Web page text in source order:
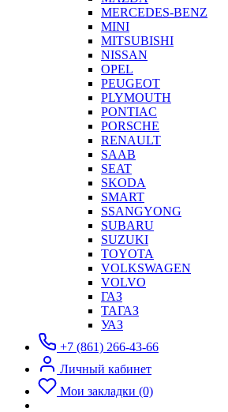
MERCEDES-BENZ
MINI
MITSUBISHI
NISSAN
OPEL
PEUGEOT
PLYMOUTH
PONTIAC
PORSCHE
RENAULT
SAAB
SEAT
SKODA
SMART
SSANGYONG
SUBARU
SUZUKI
TOYOTA
VOLKSWAGEN
VOLVO
ГАЗ
ТАГАЗ
УАЗ
+7 (861) 266-43-66
Личный кабинет
Мои закладки (0)